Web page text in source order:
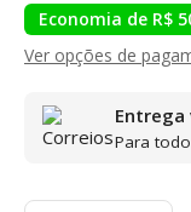
Economia de R$
Ver opções de
Entrega
Para